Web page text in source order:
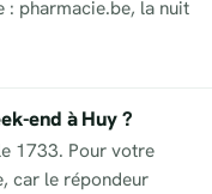
: pharmacie.be, la nuit
end à Huy ?
1733. Pour votre
car le répondeur